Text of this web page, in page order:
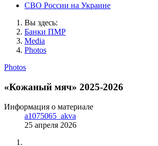
СВО России на Украине
Вы здесь:
Банки ПМР
Media
Photos
Photos
«Кожаный мяч» 2025-2026
Информация о материале
a1075065_akva
25 апреля 2026